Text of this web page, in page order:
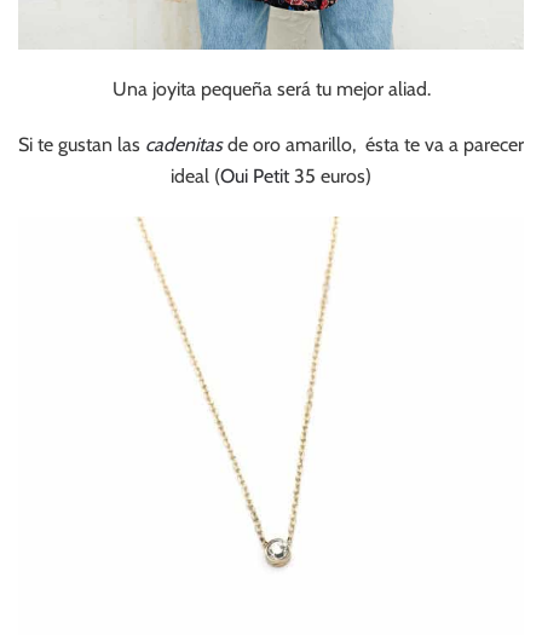
Una joyita pequeña será tu mejor aliad.
Si te gustan las cadenitasde oro amarillo, ésta te va a parecer
ideal (Oui Petit35 euros)